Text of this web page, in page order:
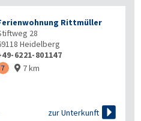
Rittmüller
28
Heidelberg
6221-801147
7  7 km
zur Unterkunft 